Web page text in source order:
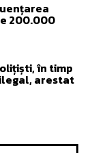
200.000
în timp
arestat